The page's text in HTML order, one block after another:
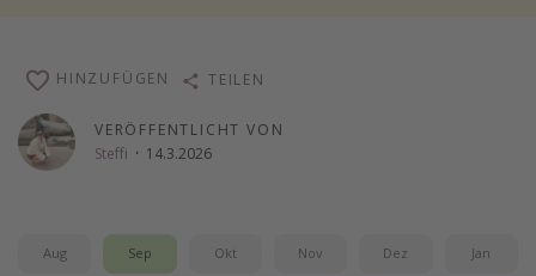
Wochenendtrip
Singlereisen
Strandurlaub
Hotels in Amsterdam
VERÖFFENTLICHT VON
Steffi · 14.3.2026
HINZUFÜGEN TEILEN
Aug Sep Okt Nov Dez Jan